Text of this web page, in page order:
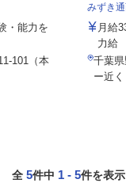
・能力を
101（本
みずき
月給
力給
千葉
ー近
全 5件中 1 - 5件を表示